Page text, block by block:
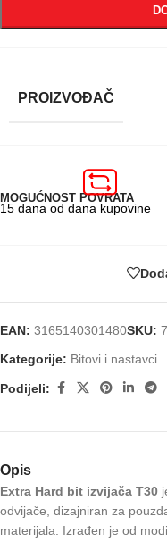
PROIZVOĐAČ
MOGUĆNOST POVRATA
15 dana od dana kupovine
EAN: 3165140301480SKU:
Kategorije: Bitovi i nastavci
Podijeli:
Opis
Extra Hard bit izvijača T30
odvijače, dizajniran za
materijala. Izrađen je od